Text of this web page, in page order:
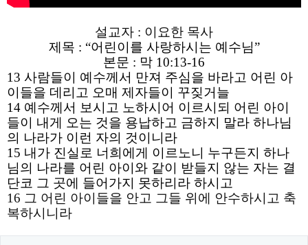
설교자 : 이요한 목사​
제목 : “어린이를 사랑하시는 예수님”
본문 : 막 10:13-16
13 사람들이 예수께서 만져 주심을 바라고 어린 아
이들을 데리고 오매 제자들이 꾸짖거늘
14 예수께서 보시고 노하시어 이르시되 어린 아이
들이 내게 오는 것을 용납하고 금하지 말라 하나님
의 나라가 이런 자의 것이니라
15 내가 진실로 너희에게 이르노니 누구든지 하나
님의 나라를 어린 아이와 같이 받들지 않는 자는 결
단코 그 곳에 들어가지 못하리라 하시고
16 그 어린 아이들을 안고 그들 위에 안수하시고 축
복하시니라